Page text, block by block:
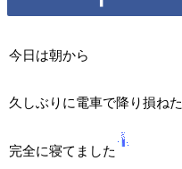
今日は朝から
久しぶりに電車で降り損ねた
完全に寝てました